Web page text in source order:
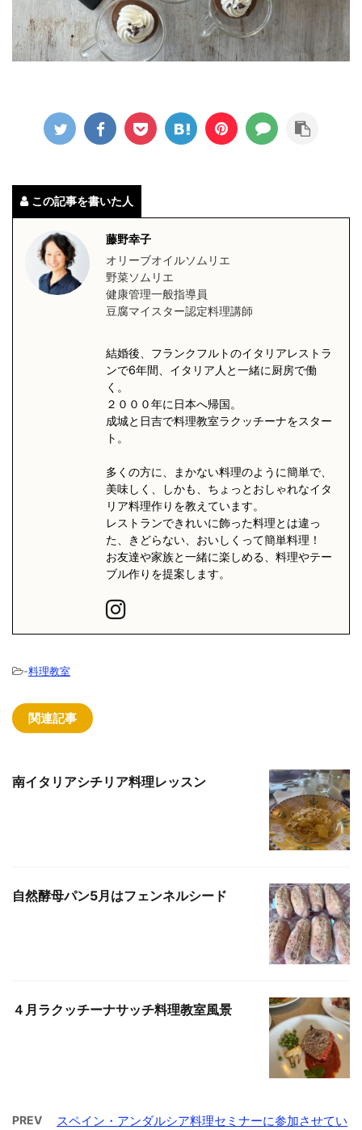
この記事を書いた人
藤野幸子
オリーブオイルソムリエ
野菜ソムリエ
健康管理一般指導員
豆腐マイスター認定料理講師
結婚後、フランクフルトのイタリアレストラ
ンで6年間、イタリア人と一緒に厨房で働
く。
２０００年に日本へ帰国。
成城と日吉で料理教室ラクッチーナをスター
ト。
多くの方に、まかない料理のように簡単で、
美味しく、しかも、ちょっとおしゃれなイタ
リア料理作りを教えています。
レストランできれいに飾った料理とは違っ
た、きどらない、おいしくって簡単料理！
お友達や家族と一緒に楽しめる、料理やテー
ブル作りを提案します。
-料理教室
関連記事
南イタリアシチリア料理レッスン
自然酵母パン5月はフェンネルシード
４月ラクッチーナサッチ料理教室風景
PREV
スペイン・アンダルシア料理セミナーに参加させてい